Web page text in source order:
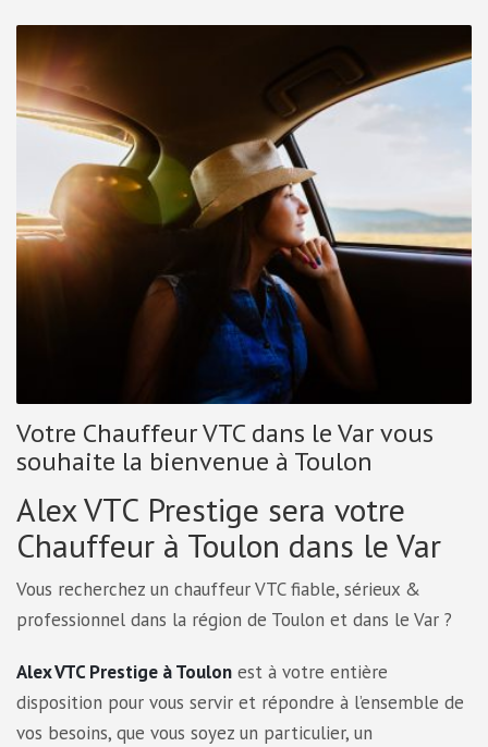
Votre Chauffeur VTC dans le Var vous
souhaite la bienvenue à Toulon
Alex VTC Prestige sera votre
Chauffeur à Toulon dans le Var
Vous recherchez un chauffeur VTC fiable, sérieux &
professionnel dans la région de Toulon et dans le Var ?
Alex VTC Prestige à Toulon est à votre entière
disposition pour vous servir et répondre à l’ensemble de
vos besoins, que vous soyez un particulier, un